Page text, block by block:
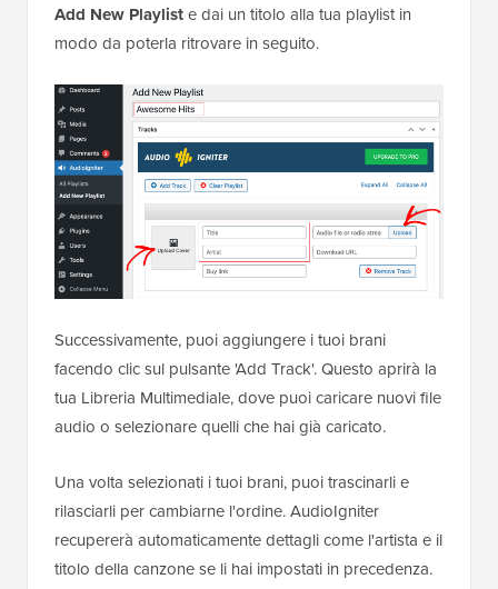
Add New Playliste dai un titolo alla tua playlist in
modo da poterla ritrovare in seguito.
Successivamente, puoi aggiungere i tuoi brani
facendo clic sul pulsante 'Add Track'. Questo aprirà la
tua Libreria Multimediale, dove puoi caricare nuovi file
audio o selezionare quelli che hai già caricato.
Una volta selezionati i tuoi brani, puoi trascinarli e
rilasciarli per cambiarne l'ordine. AudioIgniter
recupererà automaticamente dettagli come l'artista e il
titolo della canzone se li hai impostati in precedenza.